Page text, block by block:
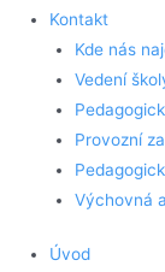
Kontakt
Kde nás
Vedení
Provozní
Výchovná
Úvod